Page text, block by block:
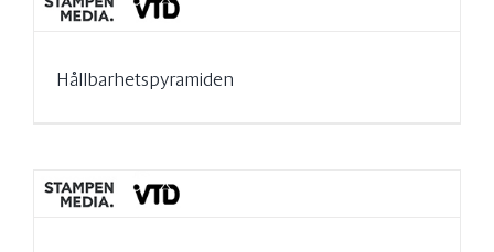
Hållbarhetspyramiden